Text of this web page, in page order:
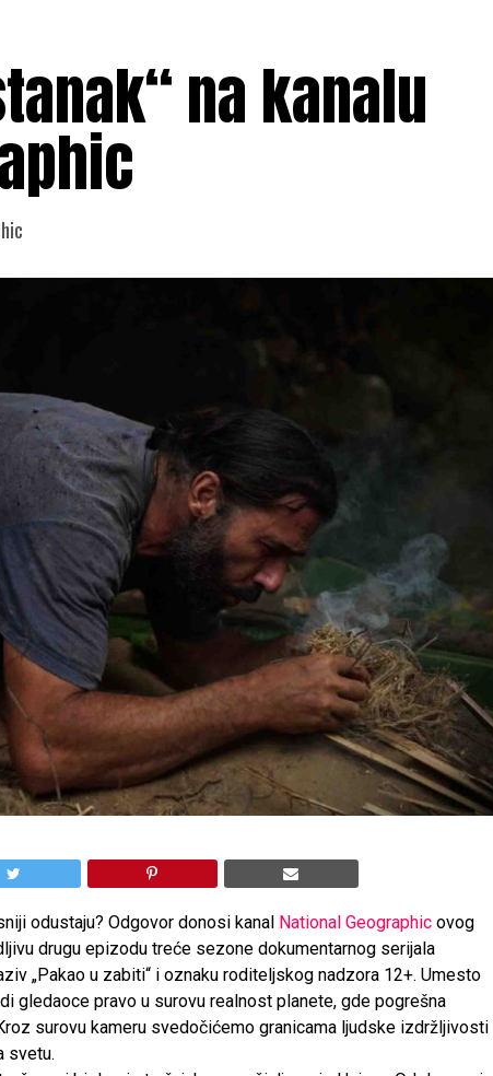
na kanalu
odustaju? Odgovor donosi kanal National Geographic ovog
drugu epizodu treće sezone dokumentarnog serijala
„Pakao u zabiti“ i oznaku roditeljskog nadzora 12+. Umesto
gledaoce pravo u surovu realnost planete, gde pogrešna
surovu kameru svedočićemo granicama ljudske izdržljivosti
svetu.